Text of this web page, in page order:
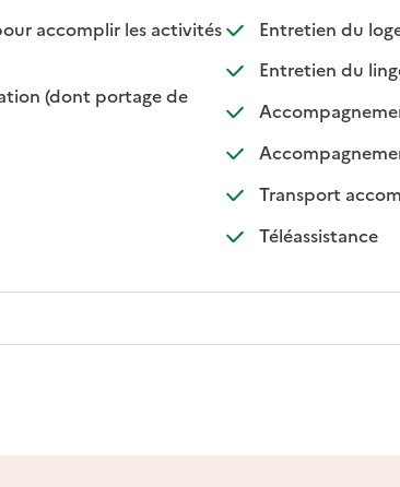
accomplir les activités
(dont portage de
Entretien du
Entretien du :
:
Transport
Téléassistance
:
: non